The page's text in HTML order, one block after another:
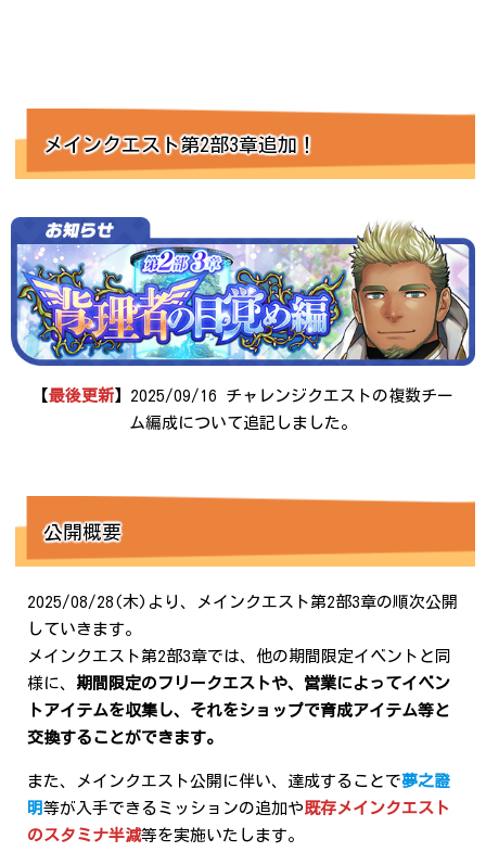
メインクエスト第2部3章追加！
【最後更新】2025/09/16 チャレンジクエストの複数チー
ム編成について追記しました。
公開概要
2025/08/28(木)より、メインクエスト第2部3章の順次公開
していきます。
メインクエスト第2部3章では、他の期間限定イベントと同
様に、 期間限定のフリークエストや、営業によってイベン
トアイテムを収集し、それをショップで育成アイテム等と
交換することができます。
また、メインクエスト公開に伴い、達成することで夢之證
明 等が入手できるミッションの追加や既存メインクエスト
のスタミナ半減等を実施いたします。